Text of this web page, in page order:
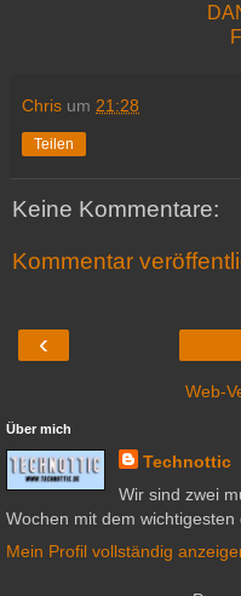
Chris um 21:28
Teilen
Keine Kommentare:
Kommentar
‹
Web-
Über mich
Technottic
Wir sind zwei
Wochen mit dem wichtigesten
Mein Profil vollständig